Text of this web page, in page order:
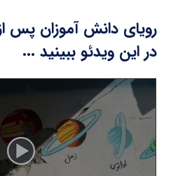
رویای دانش آموزان پس
در این ویدئو ببینید ...